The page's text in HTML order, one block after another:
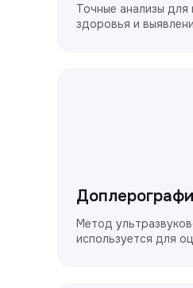
Точные анализы для
здоровья и
Метод
используется для